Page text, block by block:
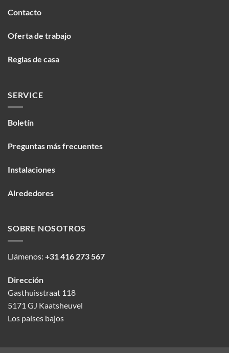
Contacto
Oferta de trabajo
Reglas de casa
SERVICE
Boletín
Preguntas más frecuentes
Instalaciones
Alrededores
SOBRE NOSOTROS
Llámenos: +31 416 273 567
Dirección
Gasthuisstraat 118
5171 GJ Kaatsheuvel
Los países bajos